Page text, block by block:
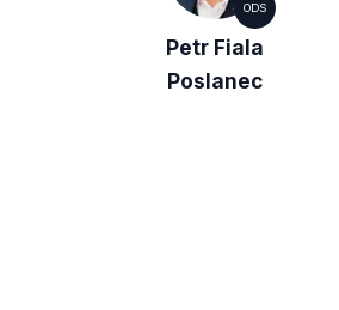
ODS
Petr Fiala
Poslanec